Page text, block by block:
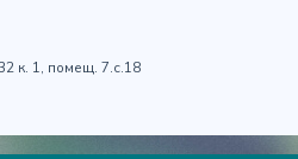
к. 1, помещ. 7.с.18